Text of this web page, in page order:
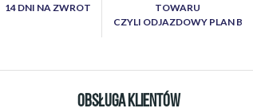
14 DNI NA ZWROT
TOWARU
CZYLI ODJAZDOWY PLAN B
OBSŁUGA KLIENTÓW